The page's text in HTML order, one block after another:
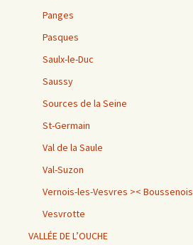
Panges
Pasques
Saulx-le-Duc
Saussy
Sources de la Seine
St-Germain
Val de la Saule
Val-Suzon
Vernois-les-Vesvres >< Boussenois
Vesvrotte
VALLÉE DE L’OUCHE